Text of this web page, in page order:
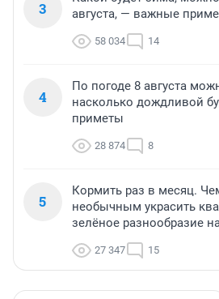
3
августа, — важные
58 034 14
4
По погоде 8 августа
насколько дождливой
приметы
28 874 8
5
Кормить раз в месяц.
необычным украсить
зелёное разнообразие
27 347 15